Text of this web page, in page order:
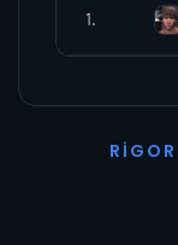
1.
R I G O R